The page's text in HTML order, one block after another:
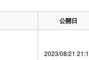
公開日
2023/08/21